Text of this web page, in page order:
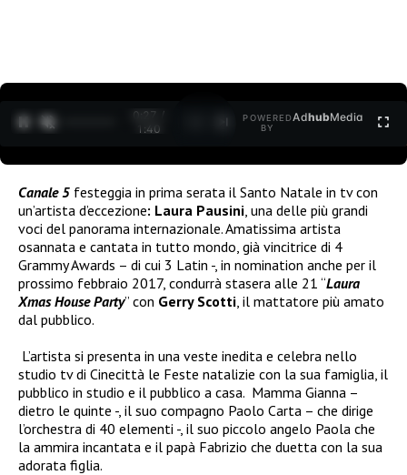
0:28 /
1:40
POWERED
BY
AdhubMedia
Canale 5 festeggia in prima serata il Santo Natale in tv con
un’artista d’eccezione: Laura Pausini , una delle più grandi
voci del panorama internazionale. Amatissima artista
osannata e cantata in tutto mondo, già vincitrice di 4
Grammy Awards – di cui 3 Latin -, in nomination anche per il
prossimo febbraio 2017, condurrà stasera alle 21 “Laura
Xmas House Party” con Gerry Scotti , il mattatore più amato
dal pubblico.
L’artista si presenta in una veste inedita e celebra nello
studio tv di Cinecittà le Feste natalizie con la sua famiglia, il
pubblico in studio e il pubblico a casa. Mamma Gianna –
dietro le quinte -, il suo compagno Paolo Carta – che dirige
l’orchestra di 40 elementi -, il suo piccolo angelo Paola che
la ammira incantata e il papà Fabrizio che duetta con la sua
adorata figlia.